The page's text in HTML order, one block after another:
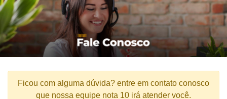
Ficou com alguma dúvida? entre em contato conosco
que nossa equipe nota 10 irá atender você.